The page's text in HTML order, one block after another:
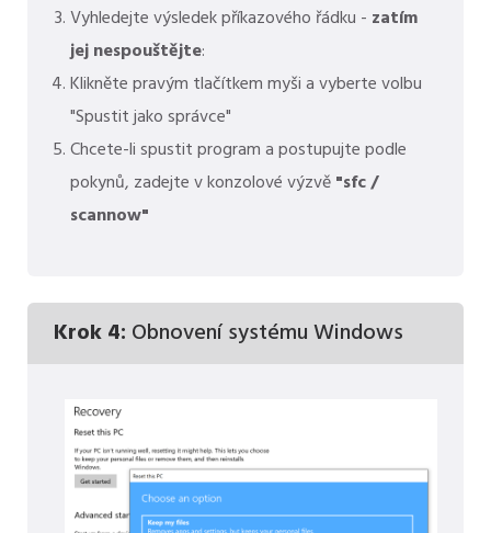
Vyhledejte výsledek příkazového řádku - zatím
jej nespouštějte:
Klikněte pravým tlačítkem myši a vyberte volbu
"Spustit jako správce"
Chcete-li spustit program a postupujte podle
pokynů, zadejte v konzolové výzvě"sfc /
scannow"
Krok 4: Obnovení systému Windows